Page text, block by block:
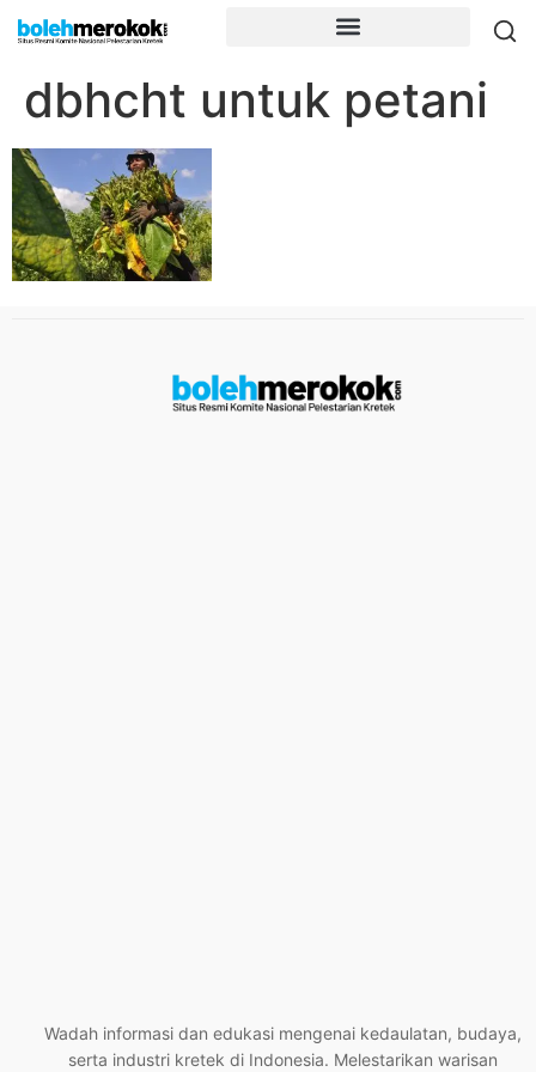
dbhcht untuk petani
Wadah informasi dan edukasi mengenai kedaulatan, budaya,
serta industri kretek di Indonesia. Melestarikan warisan